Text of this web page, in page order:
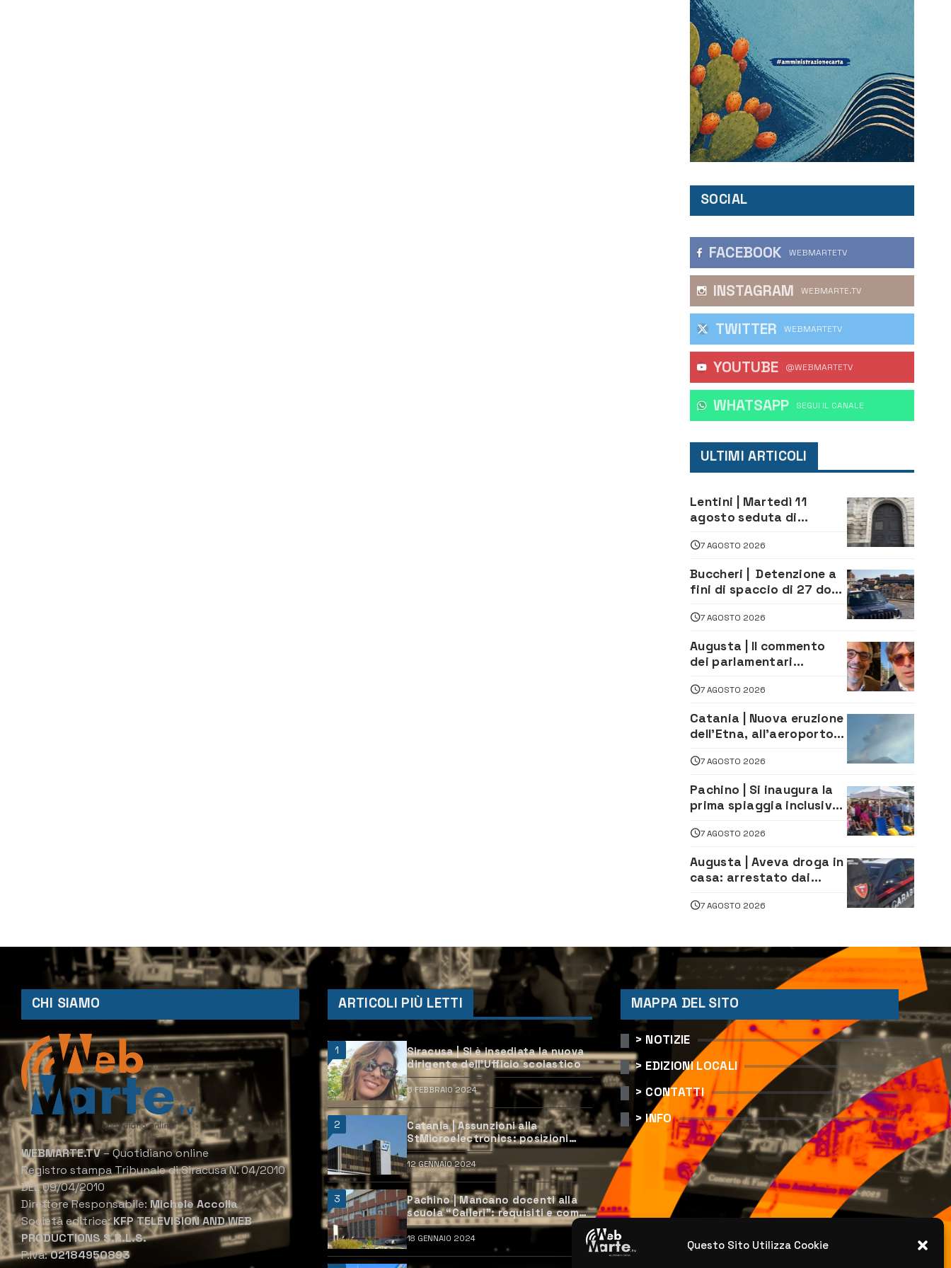
Questo Sito Utilizza Cookie
SOCIAL
FACEBOOK WEBMARTETV
INSTAGRAM WEBMARTE.TV
TWITTER WEBMARTETV
YOUTUBE @WEBMARTETV
WHATSAPP ‎SEGUI IL CANALE
ULTIMI ARTICOLI
Lentini | Martedì 11
agosto seduta di
7 AGOSTO 2026
Buccheri | Detenzione a
fini di spaccio di 27 dosi
20enni
7 AGOSTO 2026
Augusta | Il commento
dei parlamentari
firma del contatto per il
depuratore
7 AGOSTO 2026
Catania | Nuova eruzione
dell’Etna, all’aeroporto
dirottati
7 AGOSTO 2026
Pachino | Si inaugura la
prima spiaggia inclusiva
assistenza e prevenzione
aperte a tutti
7 AGOSTO 2026
Augusta | Aveva droga in
casa: arrestato dai
7 AGOSTO 2026
CHI SIAMO
WEBMARTE.TV– Quotidiano online
Registro stampa Tribunale di Siracusa N. 04/2010
DEL 09/04/2010
Direttore Responsabile:Michele Accolla
Società editrice:KFP TELEVISION AND WEB
PRODUCTIONS S.R.L.S.
P.Iva:02184950893
ARTICOLI PIÙ LETTI
1
Siracusa | Si è insediata la nuova
dirigente dell’Ufficio scolastico
6 FEBBRAIO 2024
2
Catania | Assunzioni alla
StMicroelectronics: posizioni
aperte e come candidarsi
12 GENNAIO 2024
3
Pachino | Mancano docenti alla
scuola “Calleri”: requisiti e come
candidarsi
18 GENNAIO 2024
MAPPA DEL SITO
> NOTIZIE
> EDIZIONI LOCALI
> CONTATTI
> INFO